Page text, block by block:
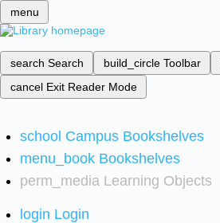
menu
search Search build_circle Toolbar
cancel Exit Reader Mode
school Campus Bookshelves
menu_book Bookshelves
perm_media Learning Objects
login Login